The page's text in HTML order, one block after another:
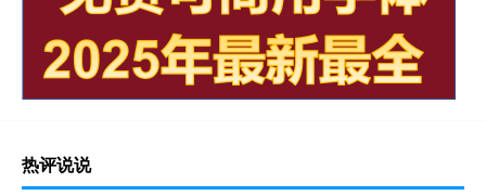
热评说说